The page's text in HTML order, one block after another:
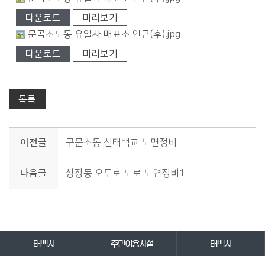
다운로드
미리보기
문곡소도동 유일사 매표소 인근(후).jpg
다운로드
미리보기
목록
이전글 구문소동 신태백교 노면정비
다음글 상장동 오투로 도로 노면정비1
태백시 주민이용시설 태백시